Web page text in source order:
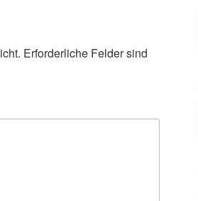
Erforderliche Felder sind